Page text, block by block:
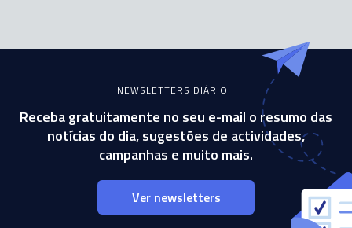
NEWSLETTERS DIÁRIO
Receba gratuitamente no seu e-mail o resumo das
notícias do dia, sugestões de actividades,
campanhas e muito mais.
Ver newsletters